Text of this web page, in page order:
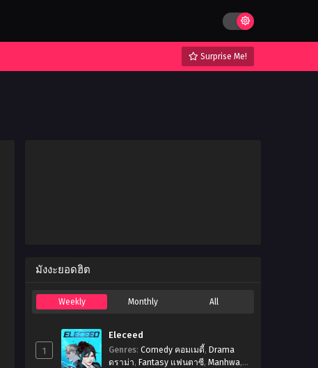
Surprise Me!
มังงะยอดฮิต
Weekly Monthly All
1
Eleceed
Genres: Comedy คอมเมดี้, Drama
ดราม่า, Fantasy แฟนตาซี, Manhwa,